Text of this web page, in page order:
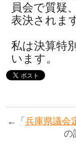
員会で質疑
表決されま
私は決算特
います。
←「 兵庫県議会
の